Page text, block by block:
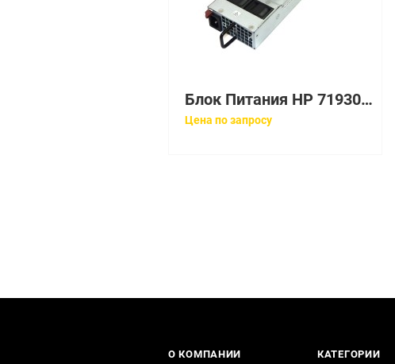
Блок Питания HP 719309-003 19,5V 2,31A 45W
Цена по запросу
О КОМПАНИИ КАТЕГОРИИ